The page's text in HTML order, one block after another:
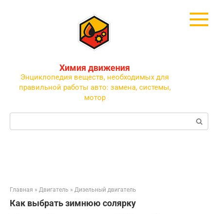
Химия движения
Энциклопедия веществ, необходимых для
правильной работы авто: замена, системы,
мотор
Поиск:
Главная » Двигатель » Дизельный двигатель
Как выбрать зимнюю солярку